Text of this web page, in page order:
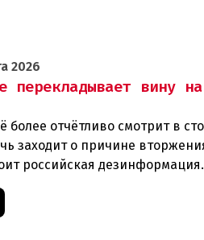
2026
перекладывает вину на
более отчётливо смотрит в
заходит о причине
российская